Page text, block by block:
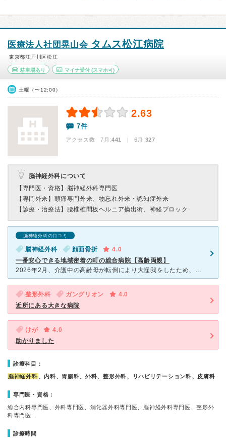
医療法人社団晃山会 タムス松江病院
東京都江戸川区松江
駐車場あり マイナ受付(スマホ可)
土曜（〜12:00）
2.63
7件
アクセス数 7月:441 | 6月:327
脳神経外科について
【専門医・資格】 脳神経外科専門医
【専門外来】 頭痛専門外来、物忘れ外来・認知症外来
【診療・治療法】
腰椎椎間板ヘルニア摘出術、神経ブロック
脳神経外科の口コミ
脳神経外科 顔面骨折
4.0
一番安心できる地域密着の町の総合病院【高齢両親】
2026年2月、介護中の高齢母が転倒により大怪我をしたため、外来にかかりました。 顔面骨折、唇の上の裂傷のほか、検査により脳内出血もあり、血腫の状況によっては手術が必要になる可能性もあったため、まず
整形外科 ガングリオン
4.0
近所にある大きな病院
けが
4.0
助かりました
診療科目：
脳神経外科 、内科、胃腸科、外科、整形外科、リハビリテーション科、皮膚科
専門医・資格：
総合内科専門医、外科専門医、消化器外科専門医、脳神経外科専門医、整形外
科専門医…
診療時間